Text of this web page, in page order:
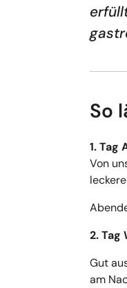
So
1. Tag
Von
2. Tag
Gut
am